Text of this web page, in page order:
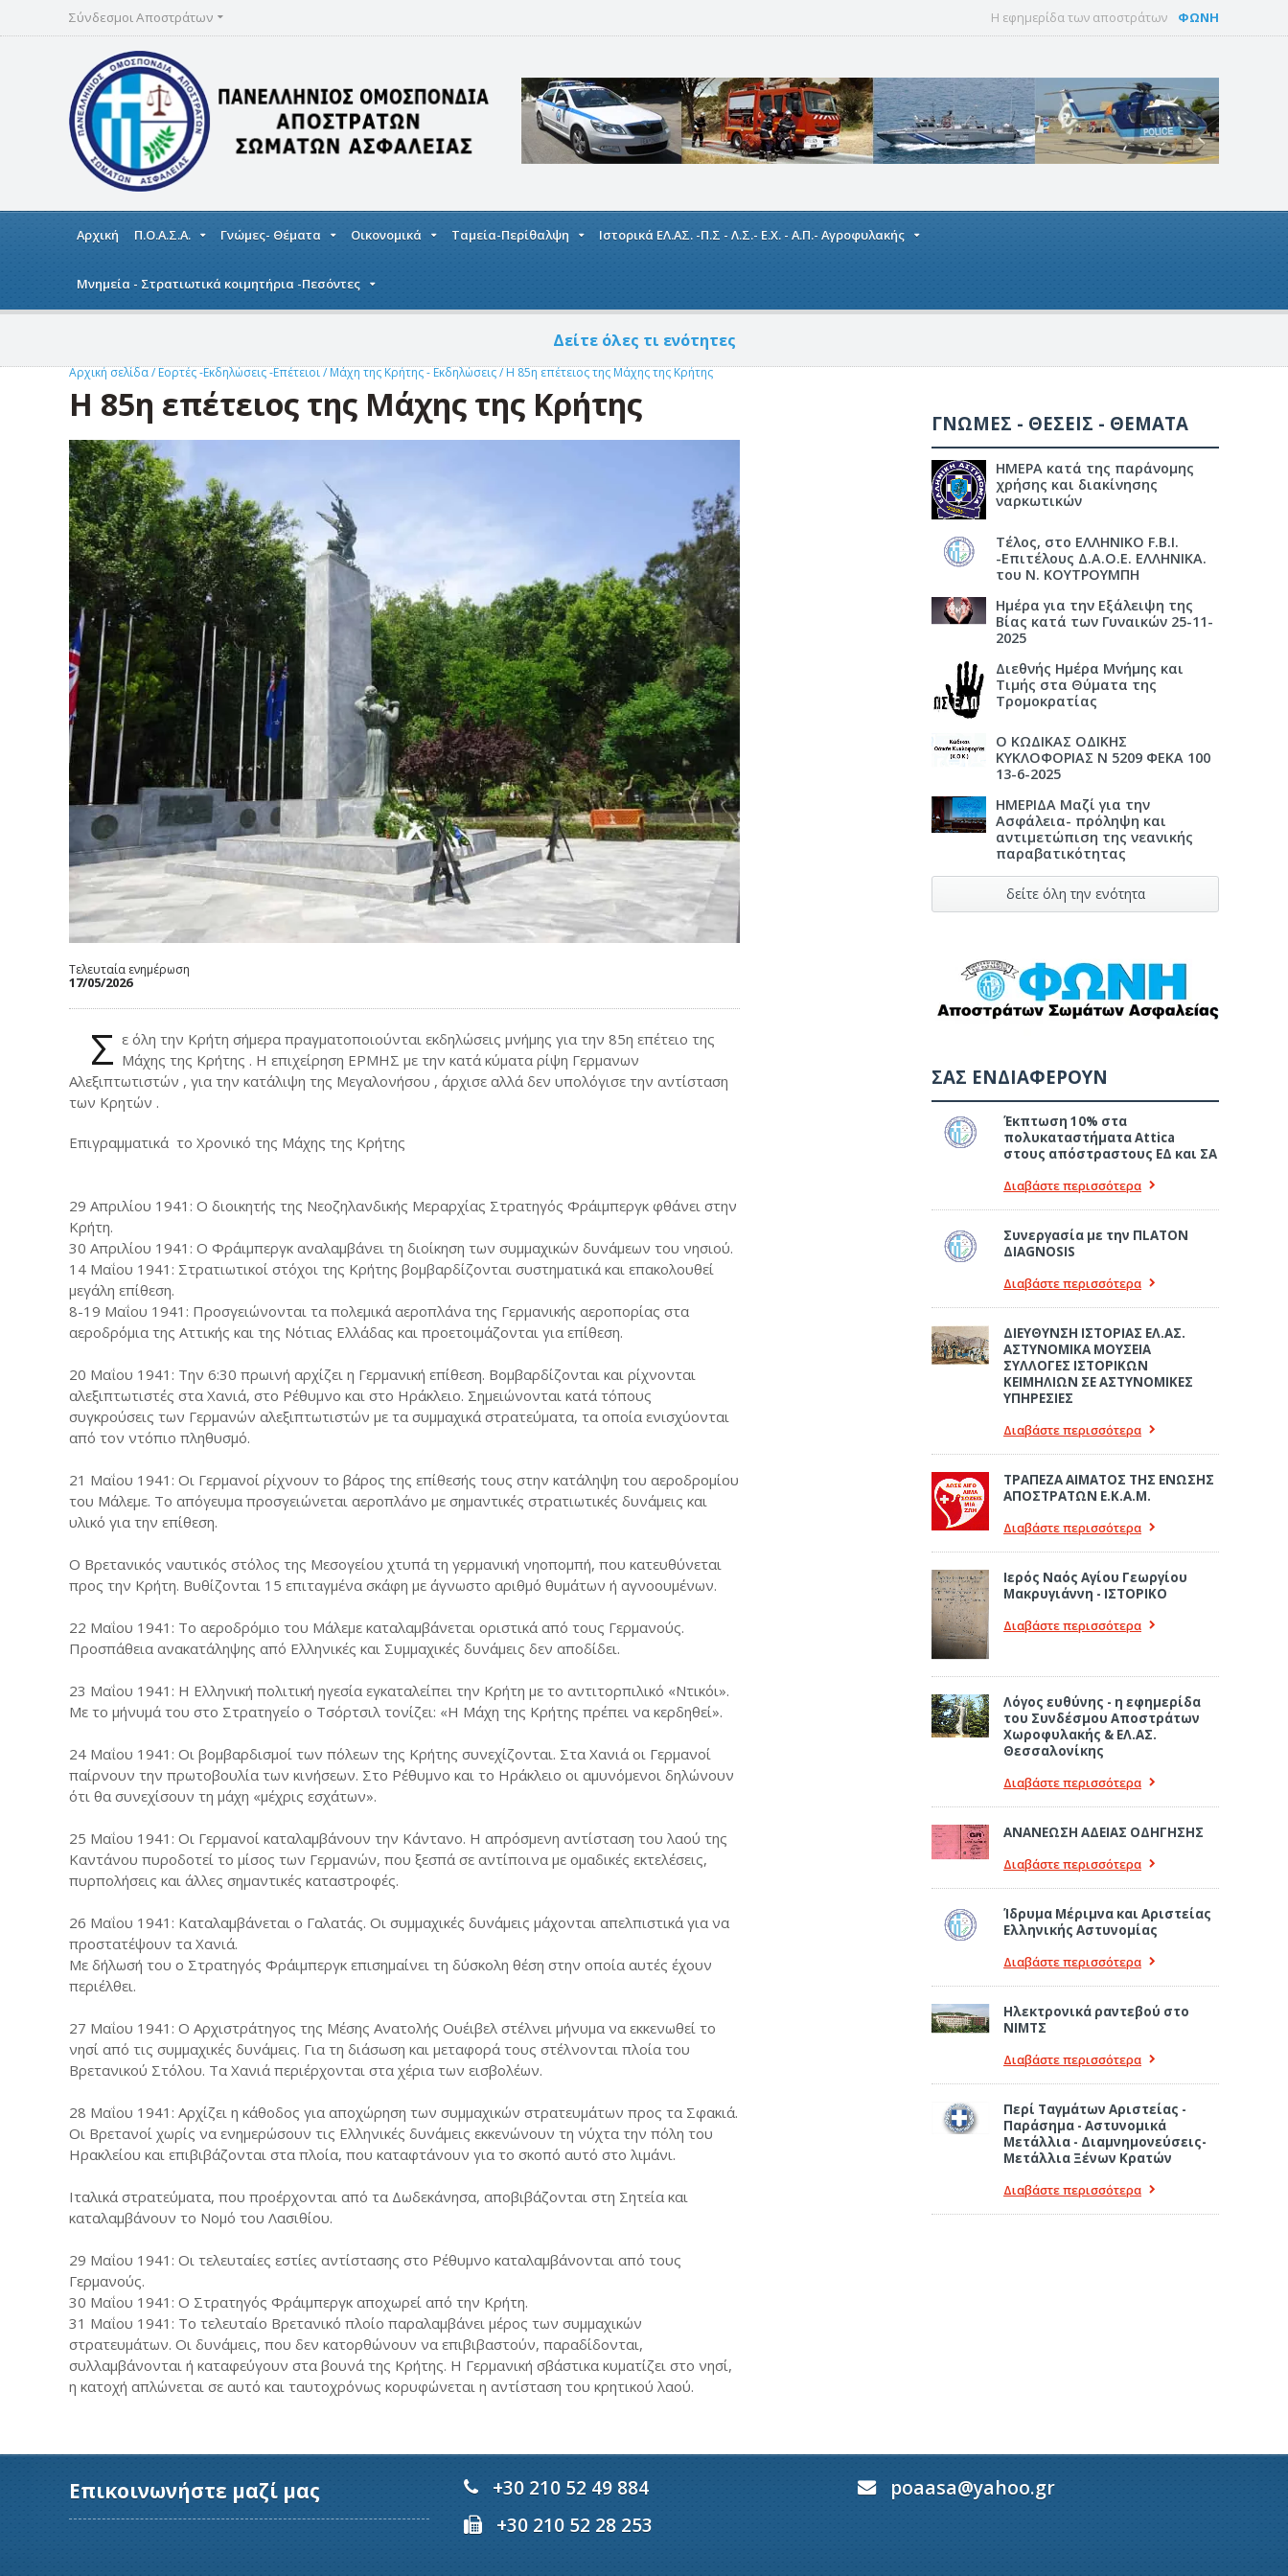
Η εφημερίδα των αποστράτων ΦΩΝΗ
Σύνδεσμοι Αποστράτων
Αρχική Π.Ο.Α.Σ.Α. Γνώμες- Θέματα Οικονομικά Ταμεία-Περίθαλψη Ιστορικά ΕΛ.ΑΣ. -Π.Σ - Λ.Σ.- Ε.Χ. - Α.Π.- Αγροφυλακής
Μνημεία - Στρατιωτικά κοιμητήρια -Πεσόντες
Δείτε όλες τι ενότητες
Αρχική σελίδα/Εορτές -Εκδηλώσεις -Επέτειοι/ Μάχη της Κρήτης - Εκδηλώσεις/ Η 85η επέτειος της Μάχης της Κρήτης
Η 85η επέτειος της Μάχης της Κρήτης
Τελευταία ενημέρωση
17/05/2026
Σ ε όλη την Κρήτη σήμερα πραγματοποιούνται εκδηλώσεις μνήμης για την 85η επέτειο της
Μάχης της Κρήτης . Η επιχείρηση ΕΡΜΗΣ με την κατά κύματα ρίψη Γερμανων
Αλεξιπτωτιστών , για την κατάλιψη της Μεγαλονήσου , άρχισε αλλά δεν υπολόγισε την αντίσταση
των Κρητών .
Επιγραμματικά το Χρονικό της Μάχης της Κρήτης
29 Απριλίου 1941: Ο διοικητής της Νεοζηλανδικής Μεραρχίας Στρατηγός Φράιμπεργκ φθάνει στην
Κρήτη.
30 Απριλίου 1941: Ο Φράιμπεργκ αναλαμβάνει τη διοίκηση των συμμαχικών δυνάμεων του νησιού.
14 Μαΐου 1941: Στρατιωτικοί στόχοι της Κρήτης βομβαρδίζονται συστηματικά και επακολουθεί
μεγάλη επίθεση.
8-19 Μαΐου 1941: Προσγειώνονται τα πολεμικά αεροπλάνα της Γερμανικής αεροπορίας στα
αεροδρόμια της Αττικής και της Νότιας Ελλάδας και προετοιμάζονται για επίθεση.
20 Μαΐου 1941: Την 6:30 πρωινή αρχίζει η Γερμανική επίθεση. Βομβαρδίζονται και ρίχνονται
αλεξιπτωτιστές στα Χανιά, στο Ρέθυμνο και στο Ηράκλειο. Σημειώνονται κατά τόπους
συγκρούσεις των Γερμανών αλεξιπτωτιστών με τα συμμαχικά στρατεύματα, τα οποία ενισχύονται
από τον ντόπιο πληθυσμό.
21 Μαΐου 1941: Οι Γερμανοί ρίχνουν το βάρος της επίθεσής τους στην κατάληψη του αεροδρομίου
του Μάλεμε. Το απόγευμα προσγειώνεται αεροπλάνο με σημαντικές στρατιωτικές δυνάμεις και
υλικό για την επίθεση.
Ο Βρετανικός ναυτικός στόλος της Μεσογείου χτυπά τη γερμανική νηοπομπή, που κατευθύνεται
προς την Κρήτη. Βυθίζονται 15 επιταγμένα σκάφη με άγνωστο αριθμό θυμάτων ή αγνοουμένων.
22 Μαΐου 1941: Το αεροδρόμιο του Μάλεμε καταλαμβάνεται οριστικά από τους Γερμανούς.
Προσπάθεια ανακατάληψης από Ελληνικές και Συμμαχικές δυνάμεις δεν αποδίδει.
23 Μαΐου 1941: Η Ελληνική πολιτική ηγεσία εγκαταλείπει την Κρήτη με το αντιτορπιλικό «Ντικόι».
Με το μήνυμά του στο Στρατηγείο ο Τσόρτσιλ τονίζει: «Η Μάχη της Κρήτης πρέπει να κερδηθεί».
24 Μαΐου 1941: Οι βομβαρδισμοί των πόλεων της Κρήτης συνεχίζονται. Στα Χανιά οι Γερμανοί
παίρνουν την πρωτοβουλία των κινήσεων. Στο Ρέθυμνο και το Ηράκλειο οι αμυνόμενοι δηλώνουν
ότι θα συνεχίσουν τη μάχη «μέχρις εσχάτων».
25 Μαΐου 1941: Οι Γερμανοί καταλαμβάνουν την Κάντανο. Η απρόσμενη αντίσταση του λαού της
Καντάνου πυροδοτεί το μίσος των Γερμανών, που ξεσπά σε αντίποινα με ομαδικές εκτελέσεις,
πυρπολήσεις και άλλες σημαντικές καταστροφές.
26 Μαΐου 1941: Καταλαμβάνεται ο Γαλατάς. Οι συμμαχικές δυνάμεις μάχονται απελπιστικά για να
προστατέψουν τα Χανιά.
Με δήλωσή του ο Στρατηγός Φράιμπεργκ επισημαίνει τη δύσκολη θέση στην οποία αυτές έχουν
περιέλθει.
27 Μαΐου 1941: Ο Αρχιστράτηγος της Μέσης Ανατολής Ουέιβελ στέλνει μήνυμα να εκκενωθεί το
νησί από τις συμμαχικές δυνάμεις. Για τη διάσωση και μεταφορά τους στέλνονται πλοία του
Βρετανικού Στόλου. Τα Χανιά περιέρχονται στα χέρια των εισβολέων.
28 Μαΐου 1941: Αρχίζει η κάθοδος για αποχώρηση των συμμαχικών στρατευμάτων προς τα Σφακιά.
Οι Βρετανοί χωρίς να ενημερώσουν τις Ελληνικές δυνάμεις εκκενώνουν τη νύχτα την πόλη του
Ηρακλείου και επιβιβάζονται στα πλοία, που καταφτάνουν για το σκοπό αυτό στο λιμάνι.
Ιταλικά στρατεύματα, που προέρχονται από τα Δωδεκάνησα, αποβιβάζονται στη Σητεία και
καταλαμβάνουν το Νομό του Λασιθίου.
29 Μαΐου 1941: Οι τελευταίες εστίες αντίστασης στο Ρέθυμνο καταλαμβάνονται από τους
Γερμανούς.
30 Μαΐου 1941: Ο Στρατηγός Φράιμπεργκ αποχωρεί από την Κρήτη.
31 Μαΐου 1941: Το τελευταίο Βρετανικό πλοίο παραλαμβάνει μέρος των συμμαχικών
στρατευμάτων. Οι δυνάμεις, που δεν κατορθώνουν να επιβιβαστούν, παραδίδονται,
συλλαμβάνονται ή καταφεύγουν στα βουνά της Κρήτης. Η Γερμανική σβάστικα κυματίζει στο νησί,
η κατοχή απλώνεται σε αυτό και ταυτοχρόνως κορυφώνεται η αντίσταση του κρητικού λαού.
ΓΝΩΜΕΣ - ΘΕΣΕΙΣ - ΘΕΜΑΤΑ
ΗΜΕΡΑ κατά της παράνομης
χρήσης και διακίνησης
ναρκωτικών
Τέλος, στο ΕΛΛΗΝΙΚΟ F.B.I.
-Επιτέλους Δ.Α.Ο.Ε. ΕΛΛΗΝΙΚΑ.
του Ν. ΚΟΥΤΡΟΥΜΠΗ
Ημέρα για την Εξάλειψη της
Βίας κατά των Γυναικών 25-11-
2025
Διεθνής Ημέρα Μνήμης και
Τιμής στα Θύματα της
Τρομοκρατίας
Ο ΚΩΔΙΚΑΣ ΟΔΙΚΗΣ
ΚΥΚΛΟΦΟΡΙΑΣ Ν 5209 ΦΕΚΑ 100
13-6-2025
ΗΜΕΡΙΔΑ Μαζί για την
Ασφάλεια- πρόληψη και
αντιμετώπιση της νεανικής
παραβατικότητας
δείτε όλη την ενότητα
ΣΑΣ ΕΝΔΙΑΦΕΡΟΥΝ
Έκπτωση 10% στα
πολυκαταστήματα Attica
στους απόστραστους ΕΔ και ΣΑ
Διαβάστε περισσότερα
Συνεργασία με την ΠLATON
ΔIAGNOSIS
Διαβάστε περισσότερα
ΔΙΕΥΘΥΝΣΗ ΙΣΤΟΡΙΑΣ ΕΛ.ΑΣ.
ΑΣΤΥΝΟΜΙΚΑ ΜΟΥΣΕΙΑ
ΣΥΛΛΟΓΕΣ ΙΣΤΟΡΙΚΩΝ
ΚΕΙΜΗΛΙΩΝ ΣΕ ΑΣΤΥΝΟΜΙΚΕΣ
ΥΠΗΡΕΣΙΕΣ
Διαβάστε περισσότερα
ΤΡΑΠΕΖΑ ΑΙΜΑΤΟΣ ΤΗΣ ΕΝΩΣΗΣ
ΑΠΟΣΤΡΑΤΩΝ Ε.Κ.Α.Μ.
Διαβάστε περισσότερα
Ιερός Ναός Αγίου Γεωργίου
Μακρυγιάννη - ΙΣΤΟΡΙΚΟ
Διαβάστε περισσότερα
Λόγος ευθύνης - η εφημερίδα
του Συνδέσμου Αποστράτων
Χωροφυλακής & ΕΛ.ΑΣ.
Θεσσαλονίκης
Διαβάστε περισσότερα
ΑΝΑΝΕΩΣΗ ΑΔΕΙΑΣ ΟΔΗΓΗΣΗΣ
Διαβάστε περισσότερα
Ίδρυμα Μέριμνα και Αριστείας
Ελληνικής Αστυνομίας
Διαβάστε περισσότερα
Ηλεκτρονικά ραντεβού στο
ΝΙΜΤΣ
Διαβάστε περισσότερα
Περί Ταγμάτων Αριστείας -
Παράσημα - Αστυνομικά
Μετάλλια - Διαμνημονεύσεις-
Μετάλλια Ξένων Κρατών
Διαβάστε περισσότερα
Επικοινωνήστε μαζί μας
+30 210 52 49 884
+30 210 52 28 253
poaasa@yahoo.gr